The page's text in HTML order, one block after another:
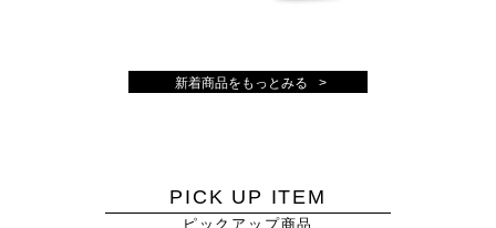
新着商品をもっとみる
PICK UP ITEM
ピックアップ商品